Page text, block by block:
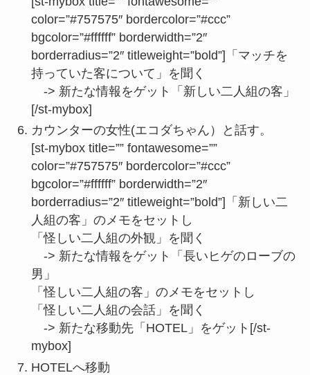
color=”#757575″ bordercolor=”#ccc”
bgcolor=”#ffffff” borderwidth=”2″
borderradius=”2″ titleweight=”bold”]「マッチを
持っていた客について」を聞く
-> 新たな情報をゲット「新しい二人組の客」
[/st-mybox]
カウンターの女性(エコダちゃん）と話す。
[st-mybox title=”” fontawesome=””
color=”#757575″ bordercolor=”#ccc”
bgcolor=”#ffffff” borderwidth=”2″
borderradius=”2″ titleweight=”bold”]「新しい二
人組の客」のメモをセットし
「怪しい二人組の外観」を聞く
-> 新たな情報をゲット「長いヒゲのローブの
男」
「怪しい二人組の客」のメモをセットし
「怪しい二人組の会話」を聞く
-> 新たな移動先「HOTEL」をゲット[/st-
mybox]
HOTELへ移動